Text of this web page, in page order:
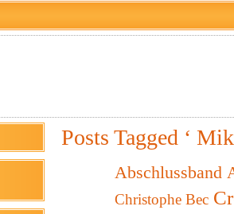
Posts Tagged ‘
Abschlussband
Christophe Bec